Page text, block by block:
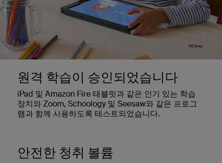
원격 학습이 승인되었습니다
iPad 및 Amazon Fire 태블릿과 같은 인기 있는 학습
장치와 Zoom, Schoology 및 Seesaw와 같은 프로그
램과 함께 사용하도록 테스트되었습니다.
안전한 청취 볼륨